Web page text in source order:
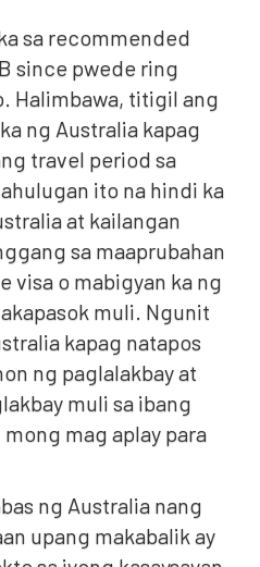
sa recommended
since pwede ring
Halimbawa, titigil ang
ng Australia kapag
travel period sa
ito na hindi ka
at kailangan
sa maaprubahan
visa o mabigyan ka ng
muli. Ngunit
kapag natapos
ng paglalakbay at
muli sa ibang
mag aplay para
ng Australia nang
upang makabalik ay